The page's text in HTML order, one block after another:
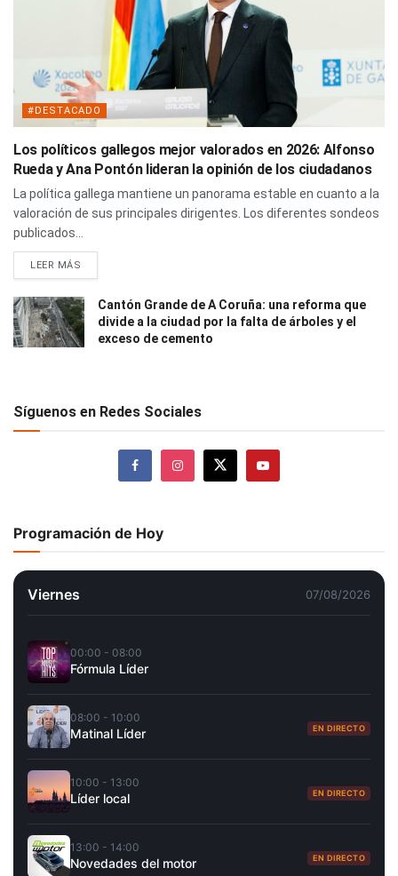
#DESTACADO
Los políticos gallegos mejor valorados en 2026: Alfonso
Rueda y Ana Pontón lideran la opinión de los ciudadanos
La política gallega mantiene un panorama estable en cuanto a la
valoración de sus principales dirigentes. Los diferentes sondeos
publicados...
LEER MÁS
Cantón Grande de A Coruña: una reforma que
divide a la ciudad por la falta de árboles y el
exceso de cemento
Síguenos en Redes Sociales
Programación de Hoy
Viernes 07/08/2026
00:00 - 08:00
Fórmula Líder
08:00 - 10:00
Matinal Líder EN DIRECTO
10:00 - 13:00
Líder local EN DIRECTO
13:00 - 14:00
Novedades del motor EN DIRECTO